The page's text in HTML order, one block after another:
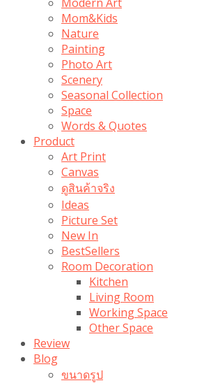
Mom&Kids
Nature
Painting
Photo Art
Scenery
Seasonal Collection
Space
Words & Quotes
Product
Art Print
Canvas
ดูสินค้าจริง
Ideas
Picture Set
New In
BestSellers
Room Decoration
Kitchen
Living Room
Working Space
Other Space
Review
Blog
ขนาดรูป